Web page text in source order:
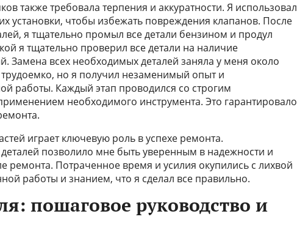
также требовала терпения и аккуратности. Я использовал
установки, чтобы избежать повреждения клапанов. После
я тщательно промыл все детали бензином и продул
я тщательно проверил все детали на наличие
Замена всех необходимых деталей заняла у меня около
но я получил незаменимый опыт и
работы. Каждый этап проводился со строгим
необходимого инструмента. Это гарантировало
играет ключевую роль в успехе ремонта.
позволило мне быть уверенным в надежности и
ремонта. Потраченное время и усилия окупились с лихвой
работы и знанием, что я сделал все правильно.
пошаговое руководство и